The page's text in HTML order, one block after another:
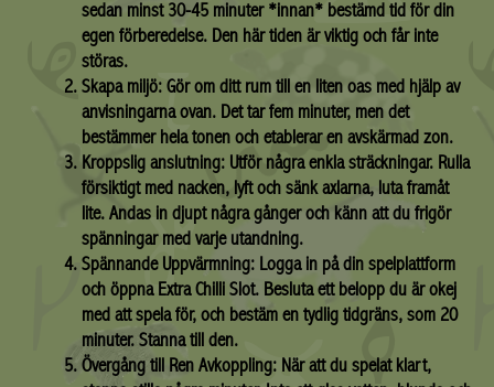
sedan minst 30-45 minuter *innan* bestämd tid för din
egen förberedelse. Den här tiden är viktig och får inte
störas.
Skapa miljö: Gör om ditt rum till en liten oas med hjälp av
anvisningarna ovan. Det tar fem minuter, men det
bestämmer hela tonen och etablerar en avskärmad zon.
Kroppslig anslutning: Utför några enkla sträckningar. Rulla
försiktigt med nacken, lyft och sänk axlarna, luta framåt
lite. Andas in djupt några gånger och känn att du frigör
spänningar med varje utandning.
Spännande Uppvärmning: Logga in på din spelplattform
och öppna Extra Chilli Slot. Besluta ett belopp du är okej
med att spela för, och bestäm en tydlig tidgräns, som 20
minuter. Stanna till den.
Övergång till Ren Avkoppling: När att du spelat klart,